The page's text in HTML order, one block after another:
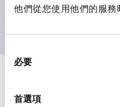
他們從您使用他們的服務
必要
首選項
顏色表現更明確鮮明，